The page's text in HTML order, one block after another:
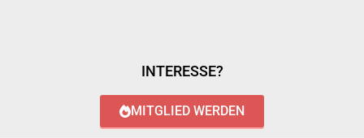
INTERESSE?
MITGLIED WERDEN